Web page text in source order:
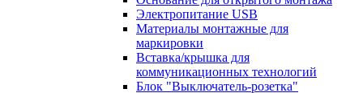
Электропитание USB
Материалы монтажные для
маркировки
Вставка/крышка для
коммуникационных технологий
Блок "Выключатель-розетка"